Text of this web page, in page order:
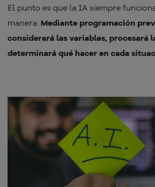
El punto es que la IA siempre
manera. Mediante programación
considerará las variables, procesará
determinará qué hacer en cada